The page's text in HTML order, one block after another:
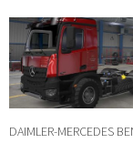
DAIMLER-MERCEDES